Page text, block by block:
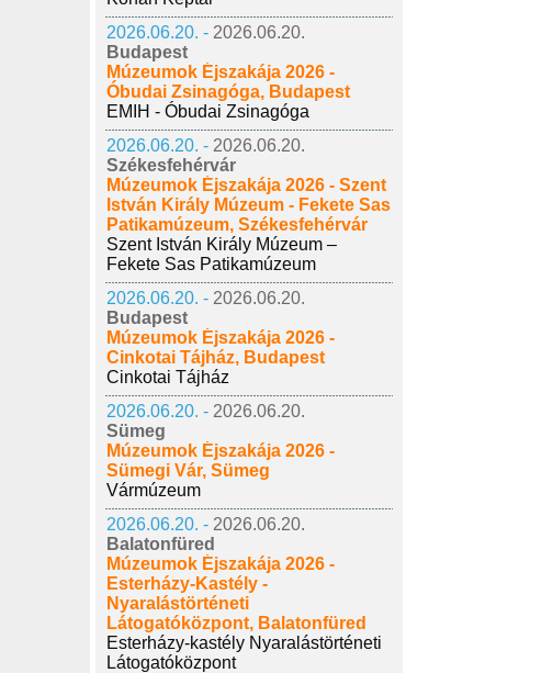
2026.06.20. - 2026.06.20.
Budapest
Múzeumok Éjszakája 2026 -
Óbudai Zsinagóga, Budapest
EMIH - Óbudai Zsinagóga
2026.06.20. - 2026.06.20.
Székesfehérvár
Múzeumok Éjszakája 2026 - Szent
István Király Múzeum - Fekete Sas
Patikamúzeum, Székesfehérvár
Szent István Király Múzeum –
Fekete Sas Patikamúzeum
2026.06.20. - 2026.06.20.
Budapest
Múzeumok Éjszakája 2026 -
Cinkotai Tájház, Budapest
Cinkotai Tájház
2026.06.20. - 2026.06.20.
Sümeg
Múzeumok Éjszakája 2026 -
Sümegi Vár, Sümeg
Vármúzeum
2026.06.20. - 2026.06.20.
Balatonfüred
Múzeumok Éjszakája 2026 -
Esterházy-Kastély -
Nyaralástörténeti
Látogatóközpont, Balatonfüred
Esterházy-kastély Nyaralástörténeti
Látogatóközpont